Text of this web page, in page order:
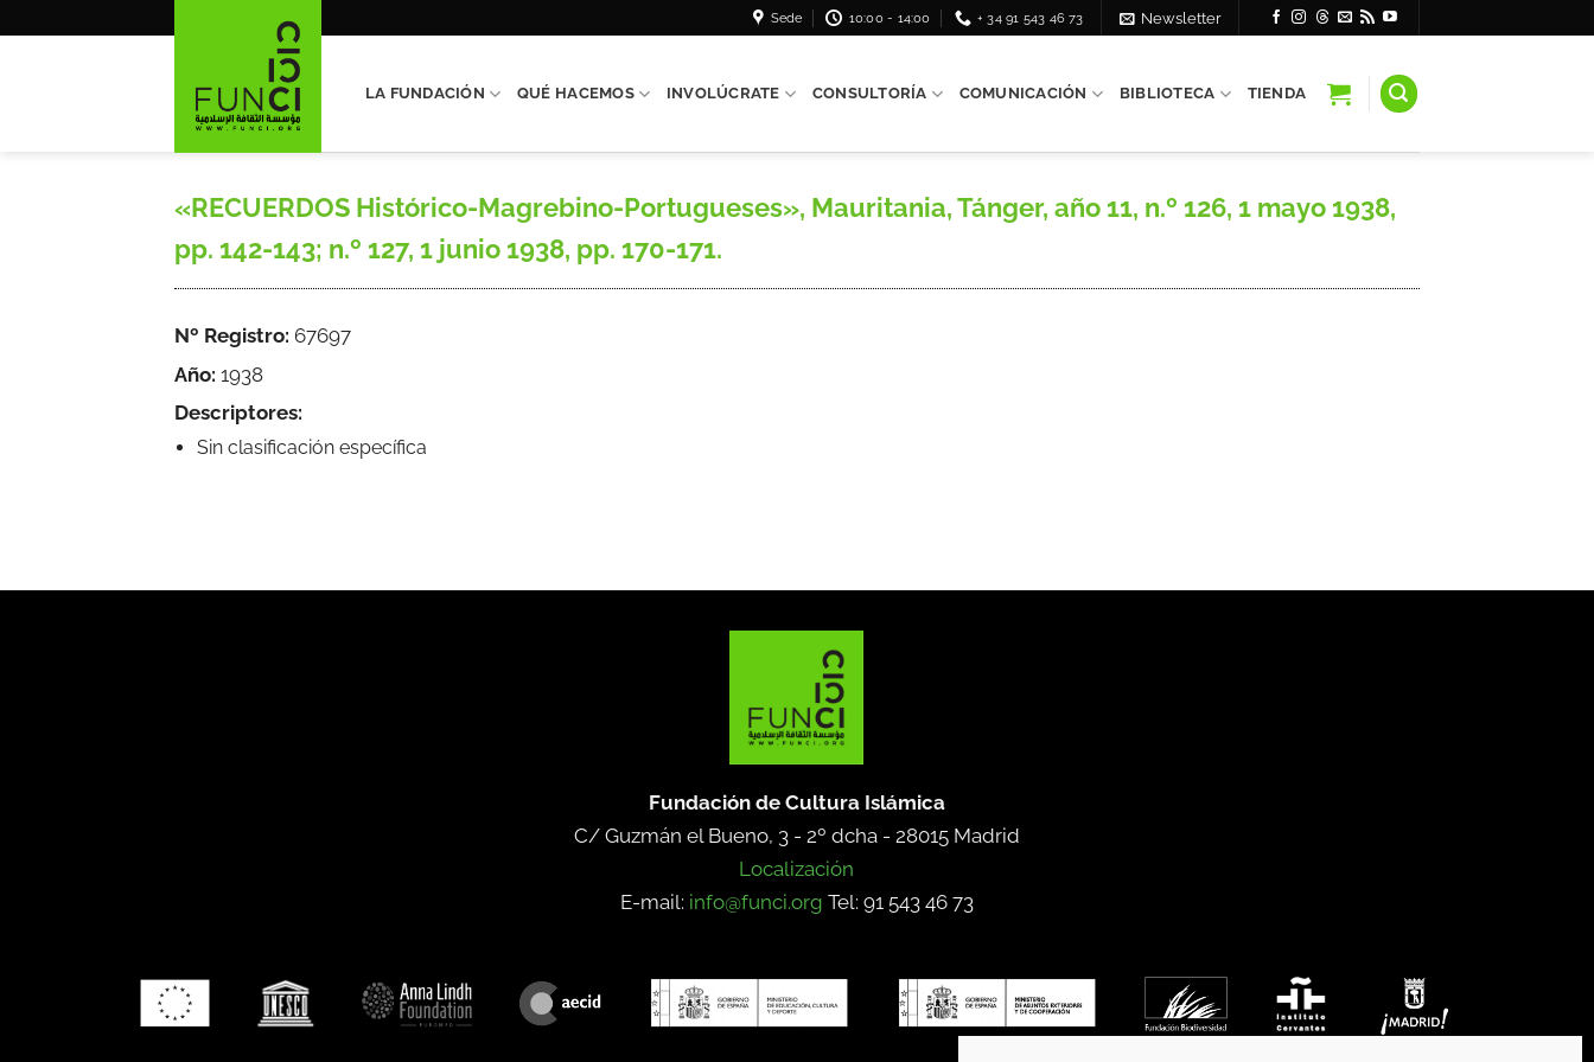
Sede 10:00 - 14:00 + 34 91 543 46 73 Newsletter
LA FUNDACIÓN QUÉ HACEMOS INVOLÚCRATE CONSULTORÍA COMUNICACIÓN BIBLIOTECA TIENDA
«RECUERDOS Histórico-Magrebino-Portugueses», Mauritania, Tánger, año 11, n.º 126, 1 mayo 1938,
pp. 142-143; n.º 127, 1 junio 1938, pp. 170-171.
Nº Registro: 67697
Año: 1938
Descriptores:
Sin clasificación específica
Fundación de Cultura Islámica
C/ Guzmán el Bueno, 3 - 2º dcha - 28015 Madrid
Localización
E-mail: info@funci.org Tel: 91 543 46 73